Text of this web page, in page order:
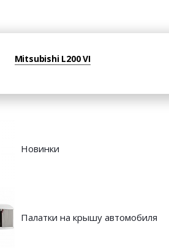
Mitsubishi L200 VI
Новинки
Палатки на крышу автомобиля